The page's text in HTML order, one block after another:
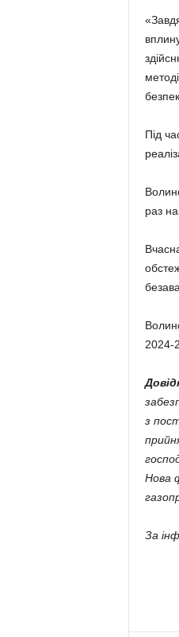
Під
раз
2024-
з
Нова
За